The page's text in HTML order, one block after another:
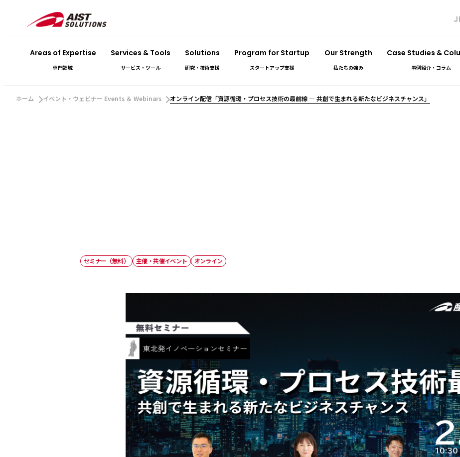
Areas of Expertise
専門領域
Services & Tools
サービス・ツール
Solutions
研究・技術支援
Program for Startup
スタートアップ支援
Our Strength
私たちの強み
Case Studies &
事例紹介・コラム
ホーム イベント・ウェビナー Events ＆ Webinars オンライン配信「資源循環・プロセス技術の最前線 ― 共創で生まれる新たなビジネスチャンス」
セミナー（無料） 主催・共催イベント オンライン